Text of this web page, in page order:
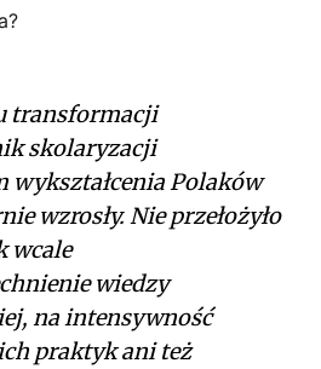
transformacji
skolaryzacji
wykształcenia Polaków
wzrosły. Nie przełożyło
wcale
wiedzy
na intensywność
praktyk ani też